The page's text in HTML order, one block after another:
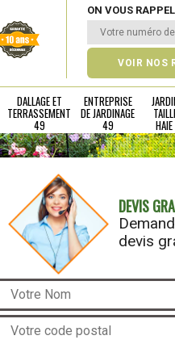
ON VOUS
VOIR NOS
DALLAGE ET
TERRASSEMENT
49
ENTREPRISE
DE JARDINAGE
49
DEVIS
devis